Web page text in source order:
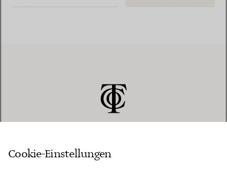
KUNDENSERVICE
Cookie-Einstellungen